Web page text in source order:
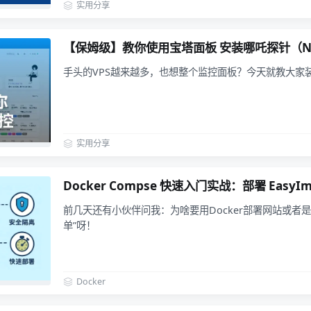
实用分享
【保姆级】教你使用宝塔面板 安装哪吒探针（
手头的VPS越来越多，也想整个监控面板？今天就教大家
实用分享
Docker Compse 快速入门实战：部署
前几天还有小伙伴问我：为啥要用Docker部署网站或者
单”呀！
Docker